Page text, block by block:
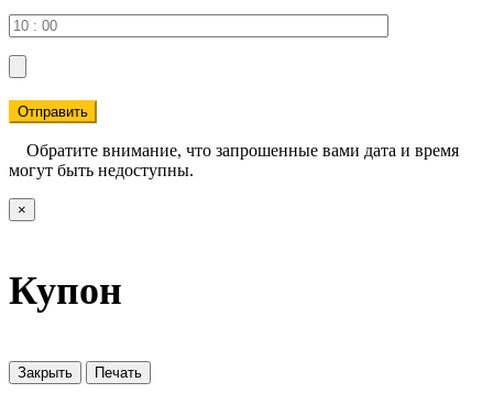
Отправить
Обратите внимание, что запрошенные вами дата и время
могут быть недоступны.
×
Купон
Закрыть Печать